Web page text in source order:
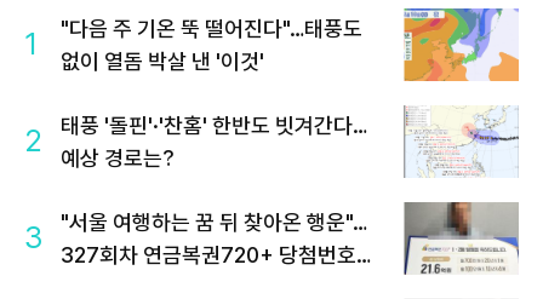
1
"다음 주 기온 뚝 떨어진다"…태풍도
없이 열돔 박살 낸 '이것'
2
태풍 '돌핀'·'찬홈' 한반도 빗겨간다…
예상 경로는?
3
"서울 여행하는 꿈 뒤 찾아온 행운"…
327회차 연금복권720+ 당첨번호조